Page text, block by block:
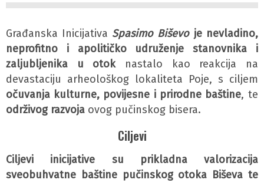
Građanska Inicijativa Spasimo Biševoje nevladino,
neprofitno i apolitičko udruženje stanovnika i
zaljubljenika u otoknastalo kao reakcija na
devastaciju arheološkog lokaliteta Poje, s ciljem
očuvanja kulturne, povijesne i prirodne baštine, te
održivog razvoja ovog pučinskog bisera.
Ciljevi
Ciljevi inicijative su prikladna valorizacija
sveobuhvatne baštine pučinskog otoka Biševa te